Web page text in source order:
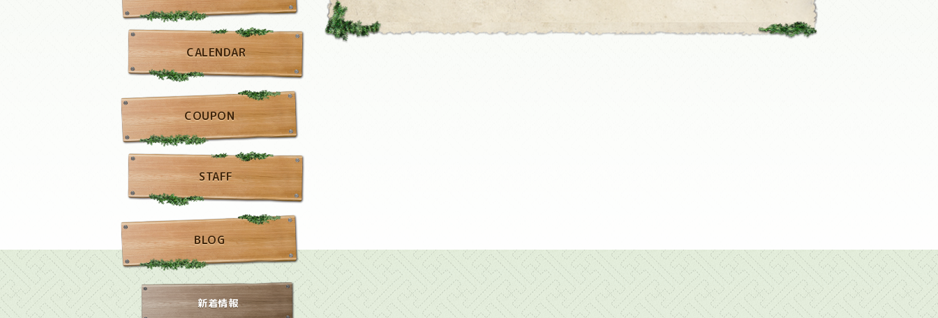
CALENDAR
COUPON
STAFF
BLOG
新着情報